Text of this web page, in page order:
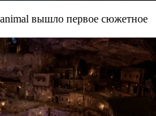
вышло первое сюжетное